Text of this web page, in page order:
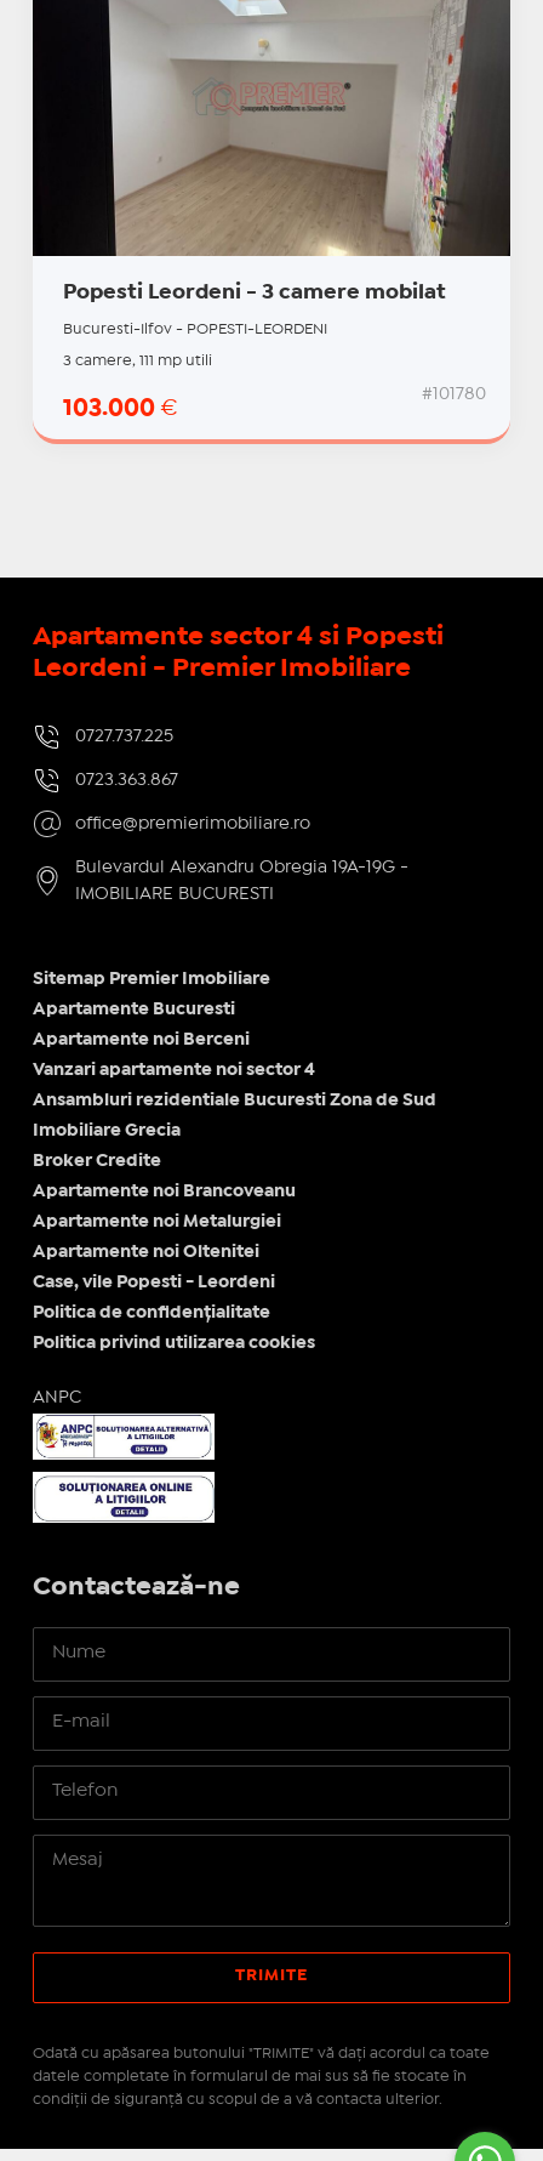
Popesti Leordeni - 3 camere mobilat
Bucuresti-Ilfov - POPESTI-LEORDENI
3 camere, 111 mp utili
103.000 €
#101780
Apartamente sector 4 si Popesti
Leordeni - Premier Imobiliare
0727.737.225
0723.363.867
office@premierimobiliare.ro
Bulevardul Alexandru Obregia 19A-19G -
IMOBILIARE BUCURESTI
Sitemap Premier Imobiliare
Apartamente Bucuresti
Apartamente noi Berceni
Vanzari apartamente noi sector 4
Ansambluri rezidentiale Bucuresti Zona de Sud
Imobiliare Grecia
Broker Credite
Apartamente noi Brancoveanu
Apartamente noi Metalurgiei
Apartamente noi Oltenitei
Case, vile Popesti - Leordeni
Politica de confidențialitate
Politica privind utilizarea cookies
ANPC
Contactează-ne
Odată cu apăsarea butonului "TRIMITE" vă daţi acordul ca toate
datele completate în formularul de mai sus să fie stocate în
condiţii de siguranţă cu scopul de a vă contacta ulterior.